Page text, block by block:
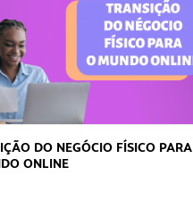
DO NEGÓCIO FÍSICO PARA
ONLINE